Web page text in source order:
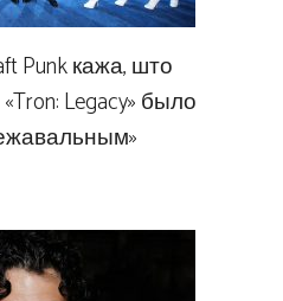
Punk кажа, што
Legacy» было